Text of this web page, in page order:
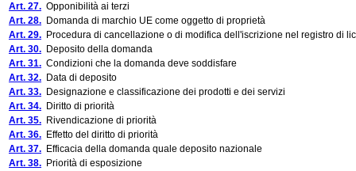
Art. 27. Opponibilità ai terzi
Art. 28. Domanda di marchio UE come oggetto di proprietà
Art. 29. Procedura di cancellazione o di modifica dell'iscrizione nel registro di
Art. 30. Deposito della domanda
Art. 31. Condizioni che la domanda deve soddisfare
Art. 32. Data di deposito
Art. 33. Designazione e classificazione dei prodotti e dei servizi
Art. 34. Diritto di priorità
Art. 35. Rivendicazione di priorità
Art. 36. Effetto del diritto di priorità
Art. 37. Efficacia della domanda quale deposito nazionale
Art. 38. Priorità di esposizione